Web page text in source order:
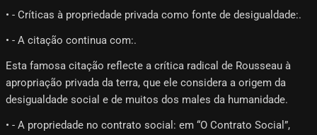
• - Críticas à propriedade privada como fonte de desigualdade:.
• - A citação continua com:.
Esta famosa citação reflecte a crítica radical de Rousseau à
apropriação privada da terra, que ele considera a origem da
desigualdade social e de muitos dos males da humanidade.
• - A propriedade no contrato social: em “O Contrato Social”,